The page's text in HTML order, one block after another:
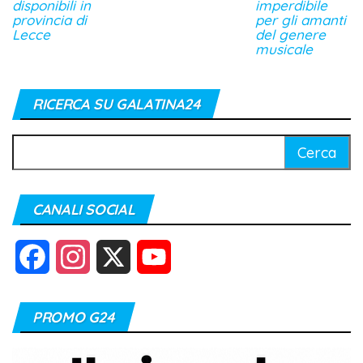
disponibili in
provincia di
Lecce
imperdibile
per gli amanti
del genere
musicale
RICERCA SU GALATINA24
per:
CANALI SOCIAL
c s
t
PROMO G24